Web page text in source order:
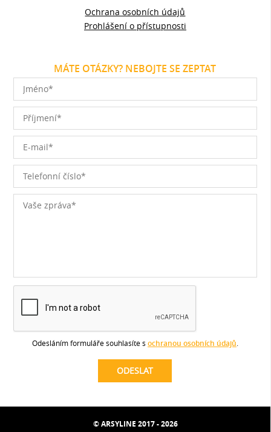
Ochrana osobních údajů
Prohlášení o přístupnosti
MÁTE OTÁZKY? NEBOJTE SE ZEPTAT
Odesláním formuláře souhlasíte s ochranou osobních údajů
© ARSYLINE 2017 - 2026